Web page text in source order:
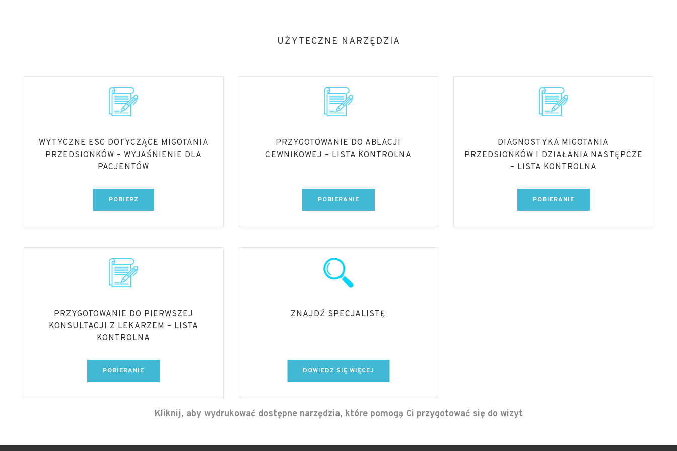
UŻYTECZNE NARZĘDZIA
WYTYCZNE ESC DOTYCZĄCE MIGOTANIA
PRZEDSIONKÓW – WYJAŚNIENIE DLA
PACJENTÓW
POBIERZ
PRZYGOTOWANIE DO ABLACJI
CEWNIKOWEJ – LISTA KONTROLNA
POBIERANIE
DIAGNOSTYKA MIGOTANIA
PRZEDSIONKÓW I DZIAŁANIA NASTĘPCZE
– LISTA KONTROLNA
POBIERANIE
PRZYGOTOWANIE DO PIERWSZEJ
KONSULTACJI Z LEKARZEM – LISTA
KONTROLNA
POBIERANIE
ZNAJDŹ SPECJALISTĘ
DOWIEDZ SIĘ WIĘCEJ
Kliknij, aby wydrukować dostępne narzędzia, które pomogą Ci przygotować się do wizyt